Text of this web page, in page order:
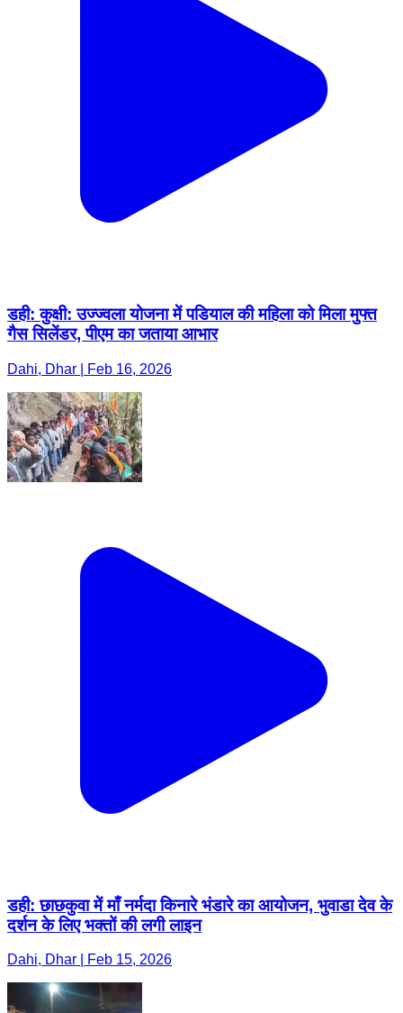
डही: कुक्षी: उज्ज्वला योजना में पडियाल की महिला को मिला मुफ्त
गैस सिलेंडर, पीएम का जताया आभार
Dahi, Dhar | Feb 16, 2026
डही: छाछकुवा में माँ नर्मदा किनारे भंडारे का आयोजन, भुवाडा देव के
दर्शन के लिए भक्तों की लगी लाइन
Dahi, Dhar | Feb 15, 2026